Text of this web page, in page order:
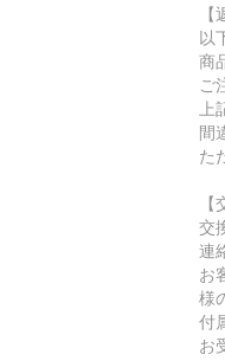
以
商
ご
上
間
た
交
連
お
様
付
お